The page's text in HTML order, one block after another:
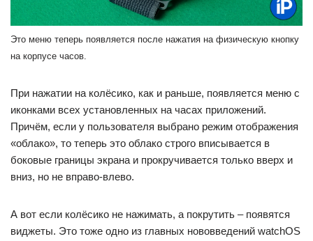
Это меню теперь появляется после нажатия на физическую кнопку
на корпусе часов.
При нажатии на колёсико, как и раньше, появляется меню с
иконками всех установленных на часах приложений.
Причём, если у пользователя выбрано режим отображения
«облако», то теперь это облако строго вписывается в
боковые границы экрана и прокручивается только вверх и
вниз, но не вправо-влево.
А вот если колёсико не нажимать, а покрутить – появятся
виджеты. Это тоже одно из главных нововведений watchOS